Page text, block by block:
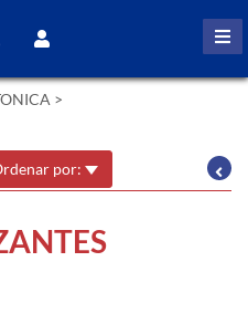
>
por: